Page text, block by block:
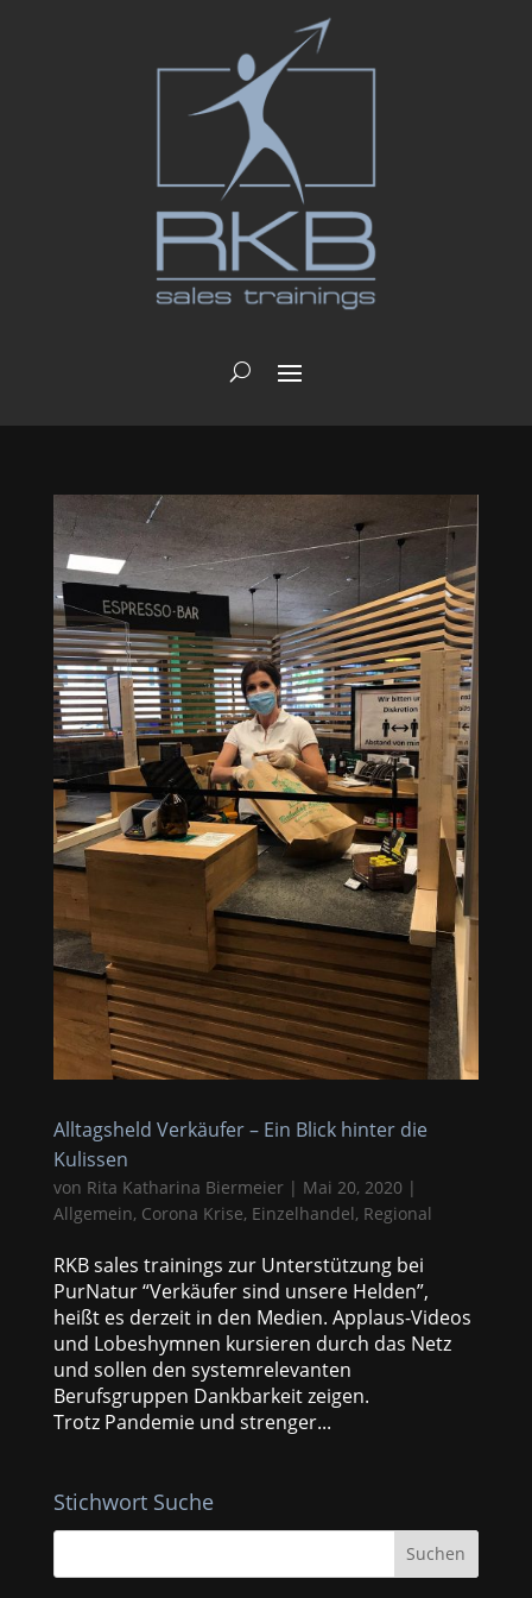
Alltagsheld Verkäufer – Ein Blick hinter die
Kulissen
von Rita Katharina Biermeier| Mai 20, 2020 |
Allgemein, Corona Krise, Einzelhandel, Regional
RKB sales trainings zur Unterstützung bei
PurNatur “Verkäufer sind unsere Helden”,
heißt es derzeit in den Medien. Applaus-Videos
und Lobeshymnen kursieren durch das Netz
und sollen den systemrelevanten
Berufsgruppen Dankbarkeit zeigen.
Trotz Pandemie und strenger...
Stichwort Suche